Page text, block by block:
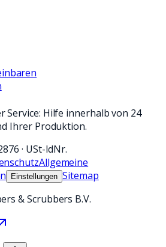
Service: Hilfe innerhalb von 24
Ihrer Produktion.
· USt-IdNr.
Allgemeine
Einstellungen Sitemap
& Scrubbers B.V.